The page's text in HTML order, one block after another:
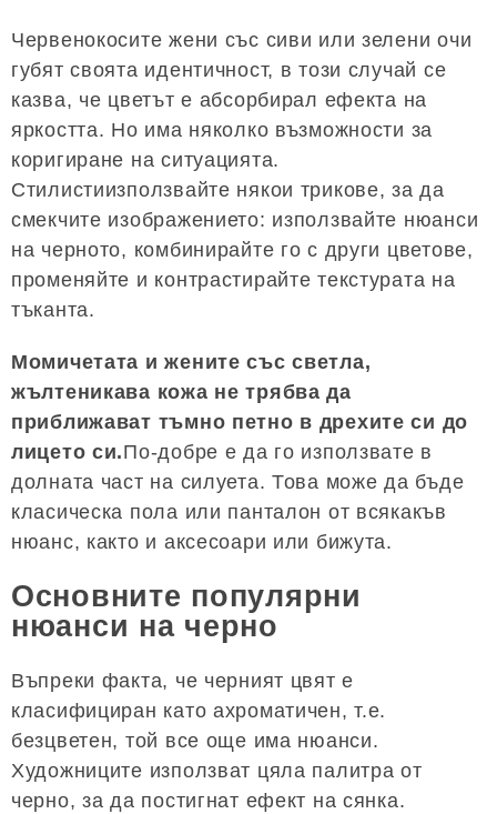
Червенокосите жени със сиви или зелени очи
губят своята идентичност, в този случай се
казва, че цветът е абсорбирал ефекта на
яркостта. Но има няколко възможности за
коригиране на ситуацията.
Стилистиизползвайте някои трикове, за да
смекчите изображението: използвайте нюанси
на черното, комбинирайте го с други цветове,
променяйте и контрастирайте текстурата на
тъканта.
Момичетата и жените със светла,
жълтеникава кожа не трябва да
приближават тъмно петно ​​в дрехите си до
лицето си.По-добре е да го използвате в
долната част на силуета. Това може да бъде
класическа пола или панталон от всякакъв
нюанс, както и аксесоари или бижута.
Основните популярни
нюанси на черно
Въпреки факта, че черният цвят е
класифициран като ахроматичен, т.е.
безцветен, той все още има нюанси.
Художниците използват цяла палитра от
черно, за да постигнат ефект на сянка.